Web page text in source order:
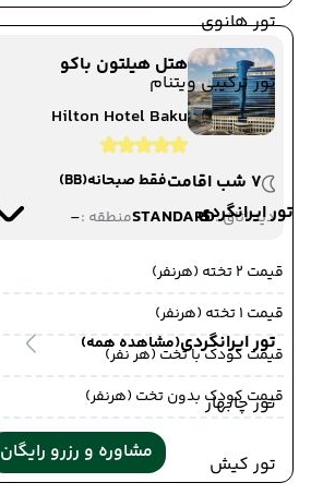
تور هانوی
تور ترکیبی ویتنام
تور ایرانگردی
تور ایرانگردی(مشاهده همه)
تور چابهار
تور کیش
هتل هیلتون باکو
Hilton Hotel Baku
7 شب اقامت
فقط صبحانه(BB)
دید اتاق :STANDARDمنطقه :-
قیمت 2 تخته (هرنفر)
قیمت 1 تخته (هرنفر)
قیمت کودک با تخت (هر نفر)
قیمت کودک بدون تخت (هرنفر)
مشاوره و رزرو رایگان